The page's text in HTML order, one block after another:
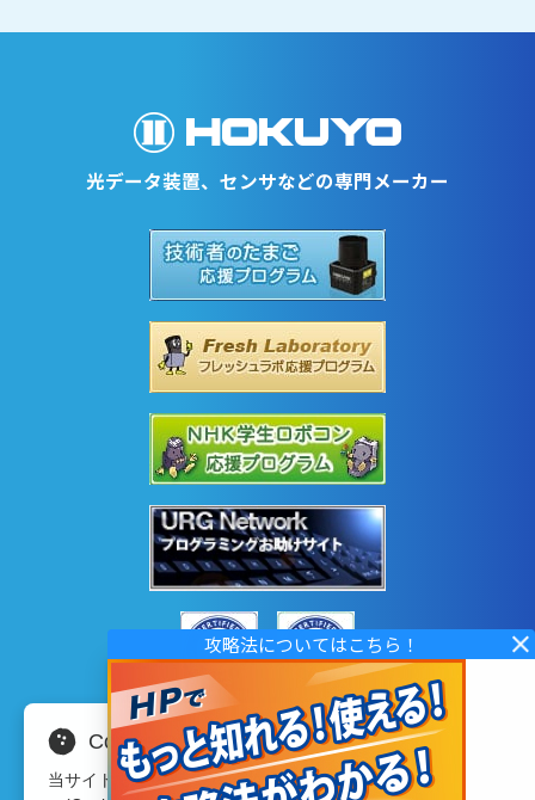
光データ装置、センサなどの専門メーカー
Cookieの使用について
当サイトではサイトの利便性向上のため、クッキ